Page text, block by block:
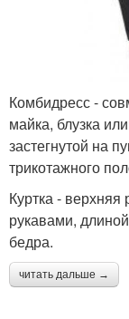
Комбидресс -
майка, блузка
застегнутой на
трикотажного
Куртка -
рукавами,
бедра.
читать дальше →